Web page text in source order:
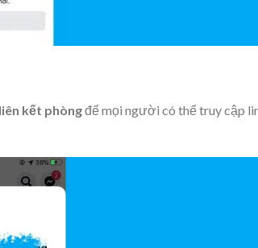
kết phòngđể mọi người có thể truy cập